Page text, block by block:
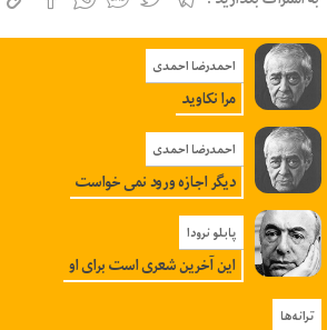
احمدرضا احمدی
مرا نکاوید
احمدرضا احمدی
دیگر اجازه ورود نمی خواست
پابلو نرودا
این آخرین شعری است برای او
ترانه‌ها